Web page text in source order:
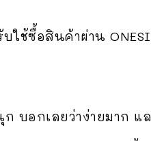
ใช้ซื้อสินค้าผ่าน
บอกเลยว่าง่ายมาก แ